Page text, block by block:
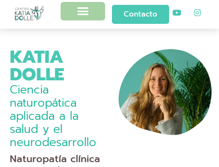
Contacto
KATIA
DOLLE
Ciencia
naturopática
aplicada a la
salud y el
neurodesarrollo
Naturopatía clínica